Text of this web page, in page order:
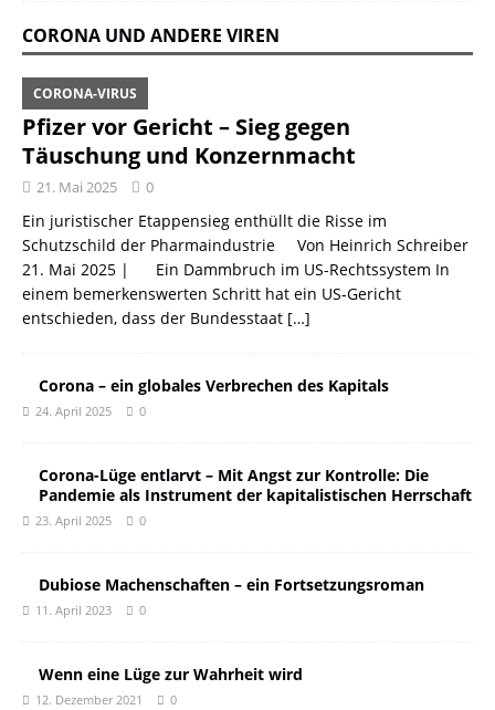
CORONA UND ANDERE VIREN
Pfizer vor Gericht – Sieg gegen
Täuschung und Konzernmacht
CORONA-VIRUS
21. Mai 2025 0
Ein juristischer Etappensieg enthüllt die Risse im
Schutzschild der Pharmaindustrie Von Heinrich Schreiber
21. Mai 2025 | Ein Dammbruch im US-Rechtssystem In
einem bemerkenswerten Schritt hat ein US-Gericht
entschieden, dass der Bundesstaat […]
Corona – ein globales Verbrechen des Kapitals
24. April 2025 0
Corona-Lüge entlarvt – Mit Angst zur Kontrolle: Die
Pandemie als Instrument der kapitalistischen Herrschaft
23. April 2025 0
Dubiose Machenschaften – ein Fortsetzungsroman
11. April 2023 0
Wenn eine Lüge zur Wahrheit wird
12. Dezember 2021 0